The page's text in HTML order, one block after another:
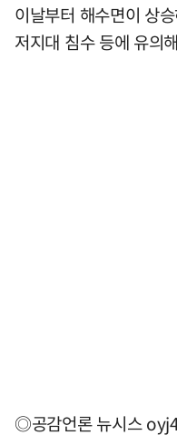
이날부터 해수면이 상
저지대 침수 등에 유의
◎공감언론 뉴시스